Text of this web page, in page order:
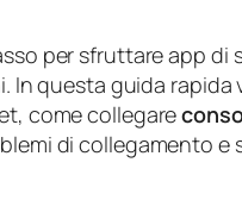
per sfruttare app di
questa guida
come collegare
di collegamento e